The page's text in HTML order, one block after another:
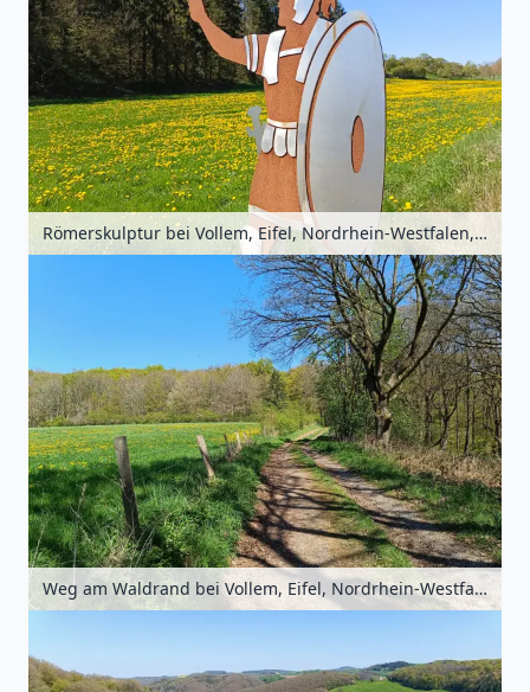
Römerskulptur bei Vollem, Eifel, Nordrhein-Westfalen, Deutschland
Weg am Waldrand bei Vollem, Eifel, Nordrhein-Westfalen, Deutschland